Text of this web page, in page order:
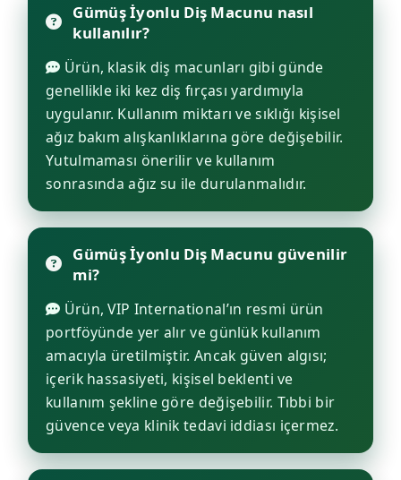
Gümüş İyonlu Diş Macunu nasıl
kullanılır?
Ürün, klasik diş macunları gibi günde
genellikle iki kez diş fırçası yardımıyla
uygulanır. Kullanım miktarı ve sıklığı kişisel
ağız bakım alışkanlıklarına göre değişebilir.
Yutulmaması önerilir ve kullanım
sonrasında ağız su ile durulanmalıdır.
Gümüş İyonlu Diş Macunu güvenilir
mi?
Ürün, VIP International’ın resmi ürün
portföyünde yer alır ve günlük kullanım
amacıyla üretilmiştir. Ancak güven algısı;
içerik hassasiyeti, kişisel beklenti ve
kullanım şekline göre değişebilir. Tıbbi bir
güvence veya klinik tedavi iddiası içermez.